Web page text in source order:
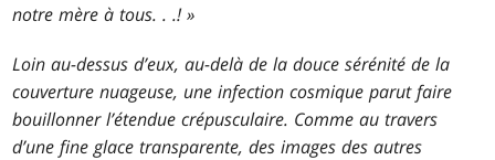
notre mère à tous. . .! »
Loin au-dessus d’eux, au-delà de la douce sérénité de la
couverture nuageuse, une infection cosmique parut faire
bouillonner l’étendue crépusculaire. Comme au travers
d’une fine glace transparente, des images des autres